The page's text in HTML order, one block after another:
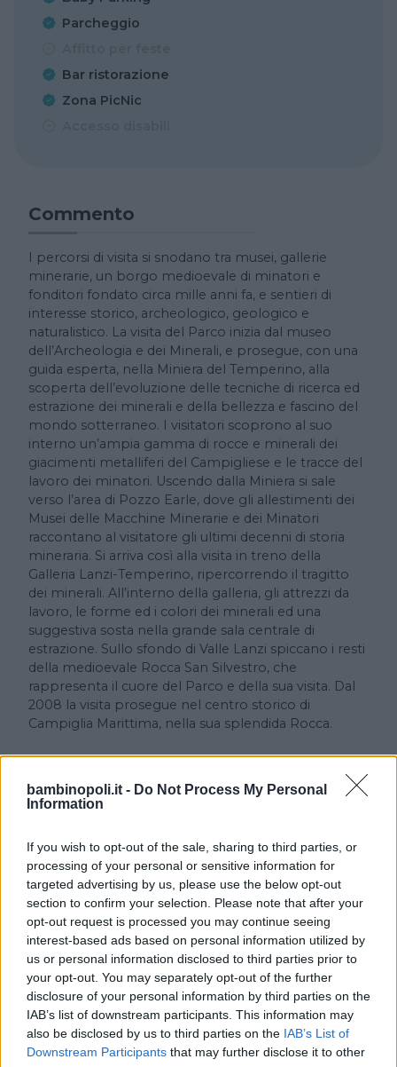
bambinopoli.it - Do Not Process My Personal
Information
If you wish to opt-out of the sale, sharing to third parties, or
processing of your personal or sensitive information for
targeted advertising by us, please use the below opt-out
section to confirm your selection. Please note that after your
opt-out request is processed you may continue seeing
interest-based ads based on personal information utilized by
us or personal information disclosed to third parties prior to
your opt-out. You may separately opt-out of the further
disclosure of your personal information by third parties on the
IAB’s list of downstream participants. This information may
also be disclosed by us to third parties on the IAB’s List of
Downstream Participants that may further disclose it to other
Parcheggio
Bar ristorazione
Zona PicNic
Commento
I percorsi di visita si snodano tra musei, gallerie
minerarie, un borgo medioevale di minatori e
fonditori fondato circa mille anni fa, e sentieri di
interesse storico, archeologico, geologico e
naturalistico. La visita del Parco inizia dal museo
dell’Archeologia e dei Minerali, e prosegue, con una
guida esperta, nella Miniera del Temperino, alla
scoperta dell’evoluzione delle tecniche di ricerca ed
estrazione dei minerali e della bellezza e fascino del
mondo sotterraneo. I visitatori scoprono al suo
interno un’ampia gamma di rocce e minerali dei
giacimenti metalliferi del Campigliese e le tracce del
lavoro dei minatori. Uscendo dalla Miniera si sale
verso l’area di Pozzo Earle, dove gli allestimenti dei
Musei delle Macchine Minerarie e dei Minatori
raccontano al visitatore gli ultimi decenni di storia
mineraria. Si arriva così alla visita in treno della
Galleria Lanzi-Temperino, ripercorrendo il tragitto
dei minerali. All’interno della galleria, gli attrezzi da
lavoro, le forme ed i colori dei minerali ed una
suggestiva sosta nella grande sala centrale di
estrazione. Sullo sfondo di Valle Lanzi spiccano i resti
della medioevale Rocca San Silvestro, che
rappresenta il cuore del Parco e della sua visita. Dal
2008 la visita prosegue nel centro storico di
Campiglia Marittima, nella sua splendida Rocca.
parco.
Attivita didattiche
Durante tutto l’anno laboratori didattici di
archeologia sperimentale su prenotazione per
gruppi e scuole. Visite guidate, aperture straordinarie
serali con visite animate, laboratori di archeologia
sperimentale su prenotazione per gruppi e scuole.